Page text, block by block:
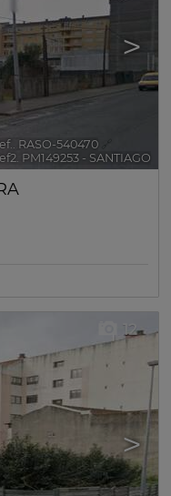
>
RASO-540470
PM149253 - SANTIAGO
>
12